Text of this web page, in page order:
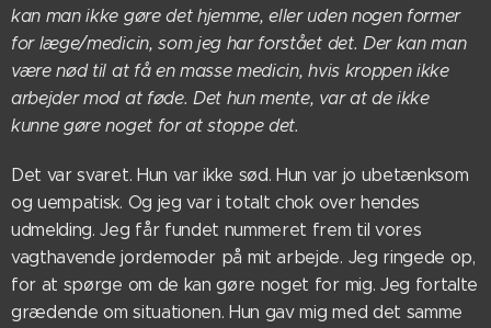
kan man ikke gøre det hjemme, eller uden nogen former
for læge/medicin, som jeg har forstået det. Der kan man
være nød til at få en masse medicin, hvis kroppen ikke
arbejder mod at føde. Det hun mente, var at de ikke
kunne gøre noget for at stoppe det.
Det var svaret. Hun var ikke sød. Hun var jo ubetænksom
og uempatisk. Og jeg var i totalt chok over hendes
udmelding. Jeg får fundet nummeret frem til vores
vagthavende jordemoder på mit arbejde. Jeg ringede op,
for at spørge om de kan gøre noget for mig. Jeg fortalte
grædende om situationen. Hun gav mig med det samme